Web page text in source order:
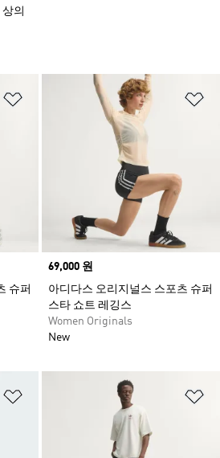
위시리스트 담기
슈퍼
Price
69,000 원
아디다스 오리지널스 스포츠 슈퍼
스타 쇼트 레깅스
Women Originals
New
위시리스트 담기
의